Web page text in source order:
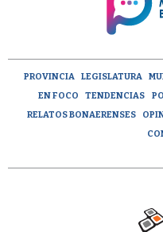
PROVINCIA LEGISLATURA
EN FOCO
TENDENCIAS
RELATOS BONAERENSES